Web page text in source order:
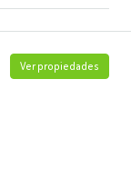
Ver propiedades